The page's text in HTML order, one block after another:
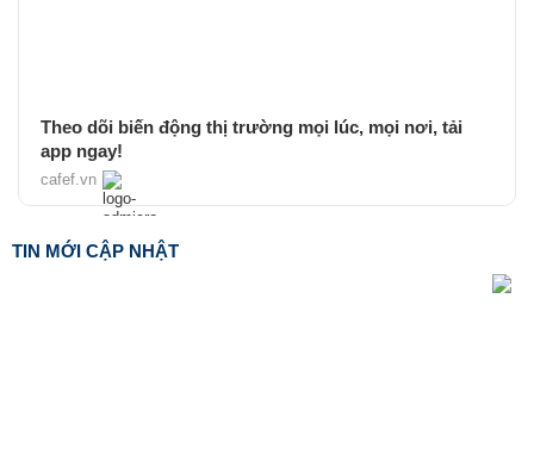
Theo dõi biến động thị trường mọi lúc, mọi nơi, tải
app ngay!
cafef.vn
TIN MỚI CẬP NHẬT